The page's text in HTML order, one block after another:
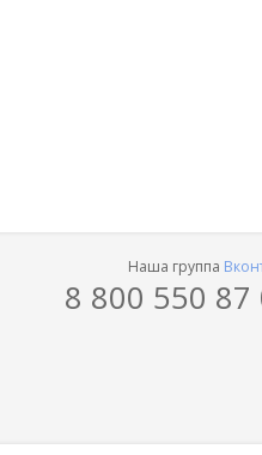
Наша группа
8 800 550 87